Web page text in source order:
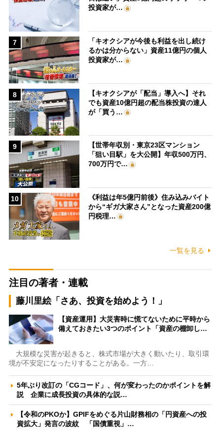
投資家が…
7
「キオクシアが今後も利益を出し続け
るかは分からない」資産11億円の個人
投資家が…
8
【キオクシアが「配当」導入へ】それ
でも資産10億円超の配当株投資の達人
が「買う…
9
【世帯年収別・東京23区マンション
「狙い目駅」を大公開】年収500万円、
700万円で…
10
《利益は年5億円前後》住み込みバイト
から“ギガ大家さん”となった資産200億
円税理…
一覧を見る
注目の著者・連載
藤川里絵「さあ、投資を始めよう！」
【資産運用】大災害時に慌てないために平時から
備えておきたい3つのポイント「資産の棚卸し…
大規模な災害が起きると、株式市場が大きく動いたり、取引環
境が不安定になったりすることがある。一方…
5年ぶり改訂の「CGコード」、何が変わったのかポイントを解
説 企業に成長投資の具体的な説…
【令和のPKOか】GPIFをめぐる片山財務相の「円資産への投
資拡大」発言の波紋 「国債重視」…